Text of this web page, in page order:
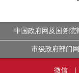
中国政府网及国务院
市级政府部门
微信